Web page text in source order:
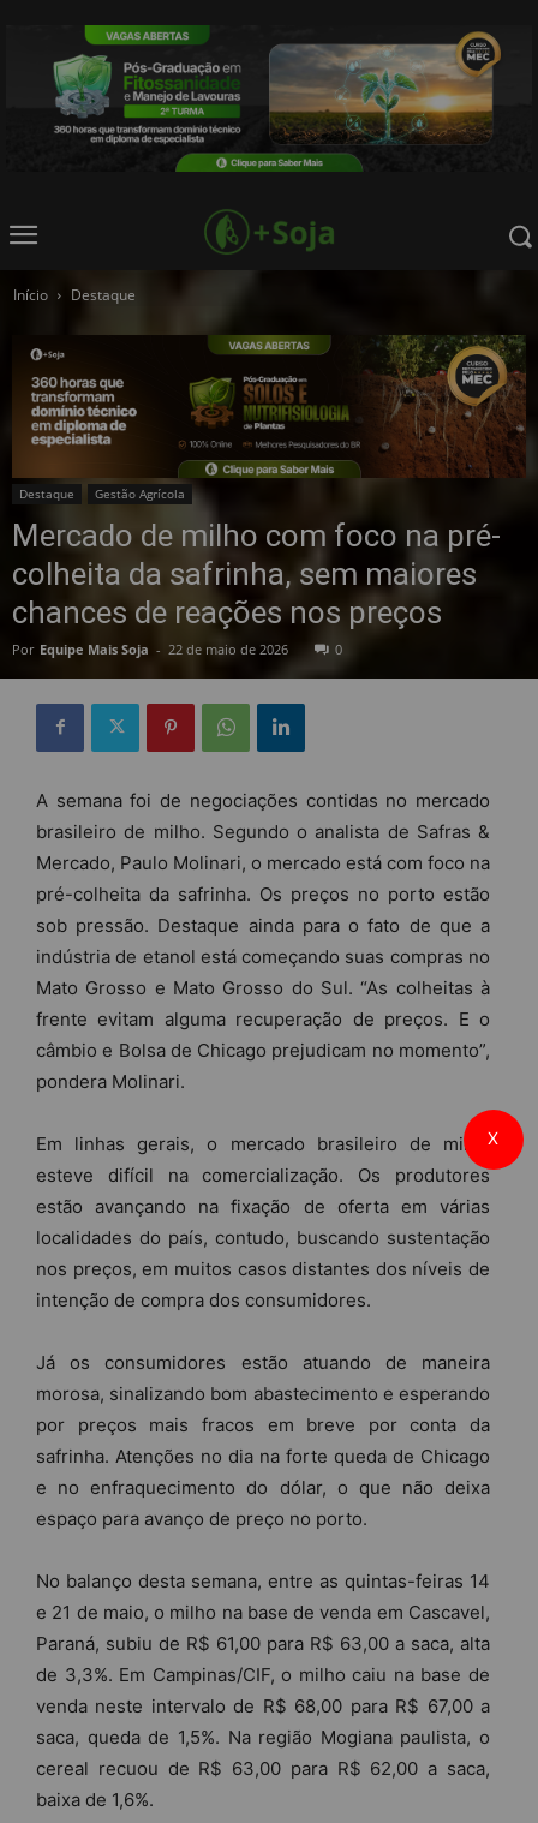
Início Destaque
Destaque Gestão Agrícola
Mercado de milho com foco na pré-
colheita da safrinha, sem maiores
chances de reações nos preços
Por Equipe Mais Soja - 22 de maio de 2026 0
A semana foi de negociações contidas no mercado
brasileiro de milho. Segundo o analista de Safras &
Mercado, Paulo Molinari, o mercado está com foco na
pré-colheita da safrinha. Os preços no porto estão
sob pressão. Destaque ainda para o fato de que a
indústria de etanol está começando suas compras no
Mato Grosso e Mato Grosso do Sul. “As colheitas à
frente evitam alguma recuperação de preços. E o
câmbio e Bolsa de Chicago prejudicam no momento”,
pondera Molinari.
Em linhas gerais, o mercado brasileiro de milho
esteve difícil na comercialização. Os produtores
estão avançando na fixação de oferta em várias
localidades do país, contudo, buscando sustentação
nos preços, em muitos casos distantes dos níveis de
intenção de compra dos consumidores.
Já os consumidores estão atuando de maneira
morosa, sinalizando bom abastecimento e esperando
por preços mais fracos em breve por conta da
safrinha. Atenções no dia na forte queda de Chicago
e no enfraquecimento do dólar, o que não deixa
espaço para avanço de preço no porto.
No balanço desta semana, entre as quintas-feiras 14
e 21 de maio, o milho na base de venda em Cascavel,
Paraná, subiu de R$ 61,00 para R$ 63,00 a saca, alta
de 3,3%. Em Campinas/CIF, o milho caiu na base de
venda neste intervalo de R$ 68,00 para R$ 67,00 a
saca, queda de 1,5%. Na região Mogiana paulista, o
cereal recuou de R$ 63,00 para R$ 62,00 a saca,
baixa de 1,6%.
X